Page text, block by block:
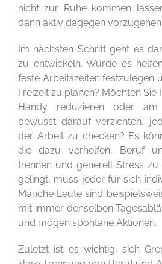
nicht zur Ruhe kommen
dann aktiv dagegen vorzugehen.
Im nächsten Schritt geht es
zu entwickeln. Würde es
feste Arbeitszeiten festzulegen
Freizeit zu planen? Möchten Sie
Handy reduzieren oder am
bewusst darauf verzichten,
der Arbeit zu checken? Es
die dazu verhelfen, Beruf
trennen und generell Stress zu
gelingt, muss jeder für sich
Manche Leute sind
mit immer denselben
und mögen spontane Aktionen.
Zuletzt ist es wichtig, sich